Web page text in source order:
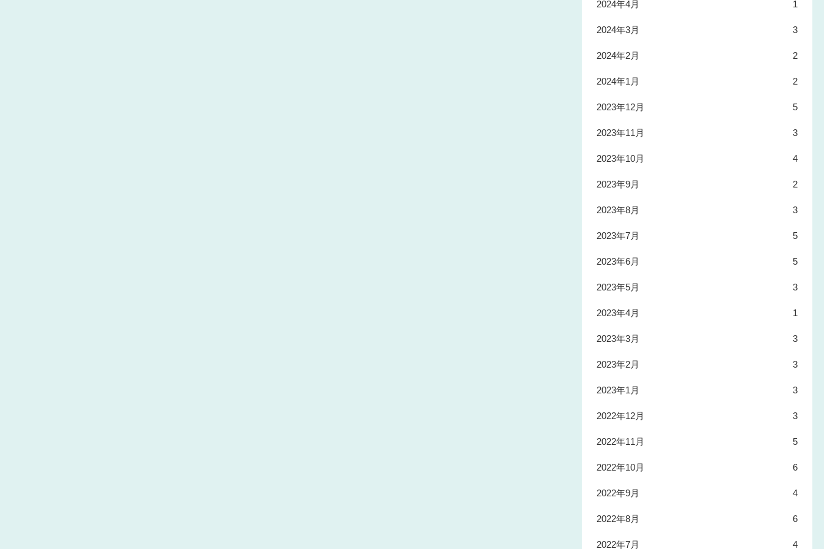
2024年4月 1
2024年3月 3
2024年2月 2
2024年1月 2
2023年12月 5
2023年11月 3
2023年10月 4
2023年9月 2
2023年8月 3
2023年7月 5
2023年6月 5
2023年5月 3
2023年4月 1
2023年3月 3
2023年2月 3
2023年1月 3
2022年12月 3
2022年11月 5
2022年10月 6
2022年9月 4
2022年8月 6
2022年7月 4